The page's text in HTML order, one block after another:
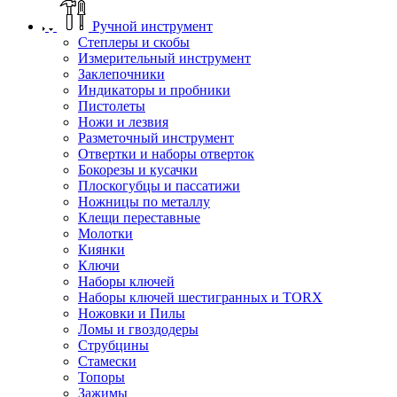
Ручной инструмент
Степлеры и скобы
Измерительный инструмент
Заклепочники
Индикаторы и пробники
Пистолеты
Ножи и лезвия
Разметочный инструмент
Отвертки и наборы отверток
Бокорезы и кусачки
Плоскогубцы и пассатижи
Ножницы по металлу
Клещи переставные
Молотки
Киянки
Ключи
Наборы ключей
Наборы ключей шестигранных и TORX
Ножовки и Пилы
Ломы и гвоздодеры
Струбцины
Стамески
Топоры
Зажимы